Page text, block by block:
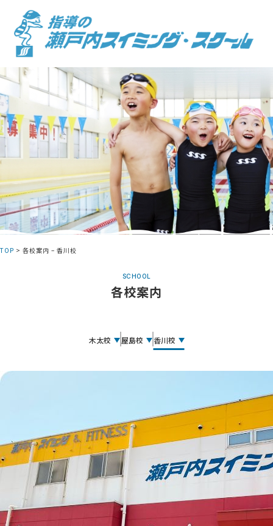
content
TOP > 各校案内 – 香川校
SCHOOL
各校案内
木太校 屋島校 香川校